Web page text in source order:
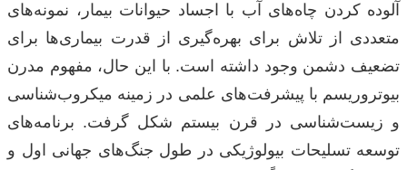
آلوده کردن چاه‌های آب با اجساد حیوانات بیمار، نمونه‌های
متعددی از تلاش برای بهره‌گیری از قدرت بیماری‌ها برای
تضعیف دشمن وجود داشته است. با این حال، مفهوم مدرن
بیوتروریسم با پیشرفت‌های علمی در زمینه میکروب‌شناسی
و زیست‌شناسی در قرن بیستم شکل گرفت. برنامه‌های
توسعه تسلیحات بیولوژیکی در طول جنگ‌های جهانی اول و